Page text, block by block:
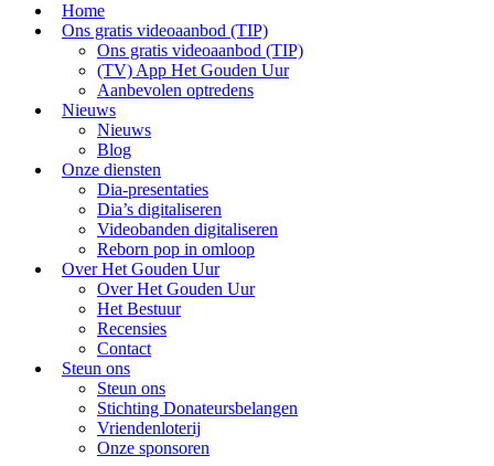
Home
Ons gratis videoaanbod (TIP)
Ons gratis videoaanbod (TIP)
(TV) App Het Gouden Uur
Aanbevolen optredens
Nieuws
Nieuws
Blog
Onze diensten
Dia-presentaties
Dia’s digitaliseren
Videobanden digitaliseren
Reborn pop in omloop
Over Het Gouden Uur
Over Het Gouden Uur
Het Bestuur
Recensies
Contact
Steun ons
Steun ons
Stichting Donateursbelangen
Vriendenloterij
Onze sponsoren